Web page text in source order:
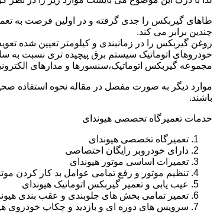
طاهای گیربکس را جدی گرفته و در اولین فرصت به
چندین برابر می کند.
روغن گیربکس را در زمانبندی و کیلومتر تعیین شده
خودروهای اتوماتیک سیستم برق پیچیده تری نسبت به
مجموعه گیربکس اتوماتیک،سنسورها و مدارهای
باشند.
خدمات تعمیرگاه تخصصی هیوندای
تعمیرگاه تخصصی هیوندای
دارای خودروبر رایگان اختصاصی
تعمیرات اساسی موتور هیوندای
تنظیم موتور و رفع تمامی عوامل بد کار کردن
عیب یابی و تعمیر گیربکس اتوماتیک هیوندای
تعمیر تمامی بخش های جلوبندی و عقب بندی
سرویس های دوره ای و بازدید و چکاپ خودروی